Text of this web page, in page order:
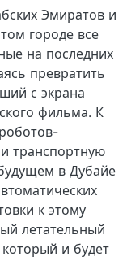
Эмиратов и
городе все
на последних
превратить
с экрана
фильма. К
транспортную
в Дубайе
к этому
летательный
и будет